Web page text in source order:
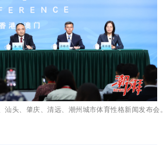
头、肇庆、清远、潮州城市体育性格新闻发布会。